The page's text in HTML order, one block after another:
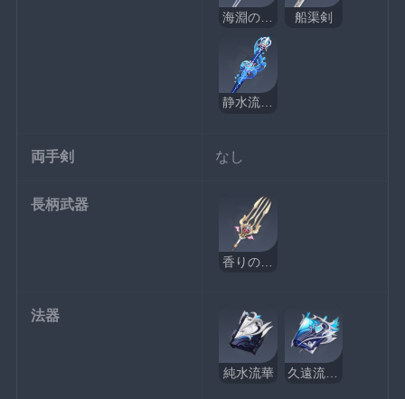
海淵のフィナーレ 船渠剣
静水流転の輝き
両手剣 なし
長柄武器
香りのシンフォニスト
法器
純水流華